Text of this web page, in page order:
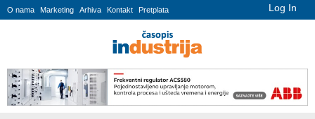
Log In
O nama Marketing Arhiva Kontakt Pretplata